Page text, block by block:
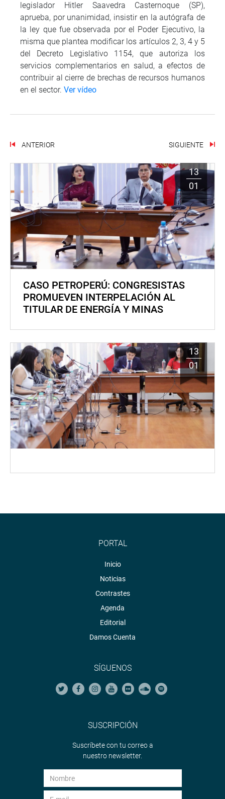
legislador Hitler Saavedra Casternoque (SP),
aprueba, por unanimidad, insistir en la autógrafa de
la ley que fue observada por el Poder Ejecutivo, la
misma que plantea modificar los artículos 2, 3, 4 y 5
del Decreto Legislativo 1154, que autoriza los
servicios complementarios en salud, a efectos de
contribuir al cierre de brechas de recursos humanos
en el sector. Ver vídeo
ANTERIOR SIGUIENTE
13
01
CASO PETROPERÚ: CONGRESISTAS
PROMUEVEN INTERPELACIÓN AL
TITULAR DE ENERGÍA Y MINAS
13
01
PORTAL
Inicio
Noticias
Contrastes
Agenda
Editorial
Damos Cuenta
SÍGUENOS
SUSCRIPCIÓN
Suscríbete con tu correo a
nuestro newsletter.